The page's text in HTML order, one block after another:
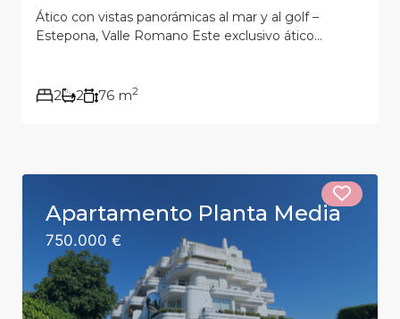
Ático con vistas panorámicas al mar y al golf –
Estepona, Valle Romano Este exclusivo ático...
2 2 76 m2
Apartamento Planta Media
750.000 €